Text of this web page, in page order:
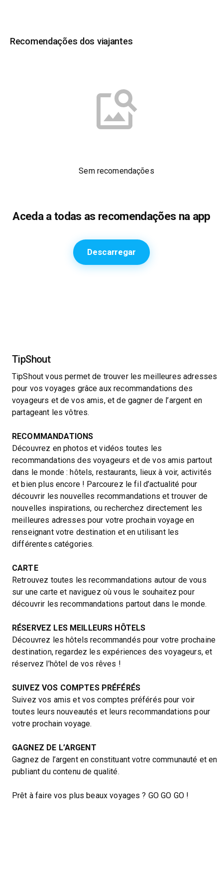
Recomendações dos viajantes
Sem recomendações
Aceda a todas as recomendações na app
Descarregar
TipShout
TipShout vous permet de trouver les meilleures adresses
pour vos voyages grâce aux recommandations des
voyageurs et de vos amis, et de gagner de l’argent en
partageant les vôtres.
RECOMMANDATIONS
Découvrez en photos et vidéos toutes les
recommandations des voyageurs et de vos amis partout
dans le monde : hôtels, restaurants, lieux à voir, activités
et bien plus encore ! Parcourez le fil d’actualité pour
découvrir les nouvelles recommandations et trouver de
nouvelles inspirations, ou recherchez directement les
meilleures adresses pour votre prochain voyage en
renseignant votre destination et en utilisant les
différentes catégories.
CARTE
Retrouvez toutes les recommandations autour de vous
sur une carte et naviguez où vous le souhaitez pour
découvrir les recommandations partout dans le monde.
RÉSERVEZ LES MEILLEURS HÔTELS
Découvrez les hôtels recommandés pour votre prochaine
destination, regardez les expériences des voyageurs, et
réservez l’hôtel de vos rêves !
SUIVEZ VOS COMPTES PRÉFÉRÉS
Suivez vos amis et vos comptes préférés pour voir
toutes leurs nouveautés et leurs recommandations pour
votre prochain voyage.
GAGNEZ DE L’ARGENT
Gagnez de l’argent en constituant votre communauté et en
publiant du contenu de qualité.
Prêt à faire vos plus beaux voyages ? GO GO GO !